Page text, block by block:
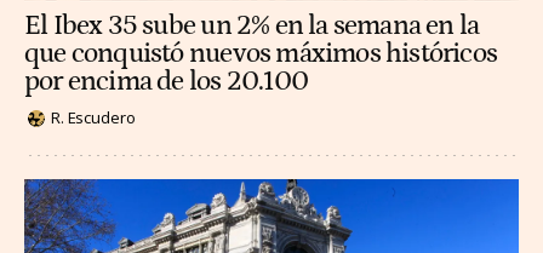
El Ibex 35 sube un 2% en la semana en la
que conquistó nuevos máximos históricos
por encima de los 20.100
R. Escudero